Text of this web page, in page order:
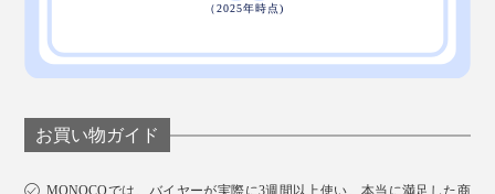
お買い物ガイド